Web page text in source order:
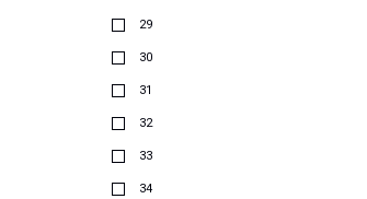
29
30
31
32
33
34